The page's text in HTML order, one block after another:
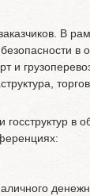
В
в
и
госструктур в